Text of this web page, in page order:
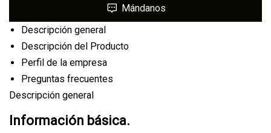
Mándanos
Descripción general
Descripción del Producto
Perfil de la empresa
Preguntas frecuentes
Descripción general
Información básica.